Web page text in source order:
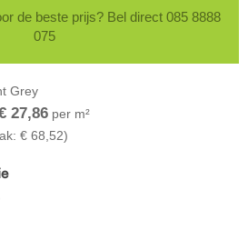
de beste prijs? Bel direct 085 8888
075
Grey
27,86 per m²
€ 68,52)